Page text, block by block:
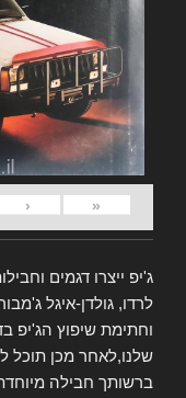
«
‹
ג'יפ ייצרו דגמים
לרדו, גולדן-איגל
וחתימת שיפוץ הג'יפ
שלנו,לאחר מכן תוכל
ברשותך חבילה